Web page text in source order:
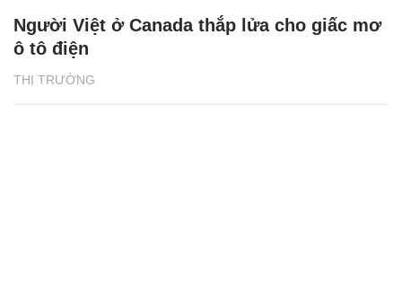
THỊ TRƯỜNG
Người Việt ở Canada thắp lửa cho giấc mơ
ô tô điện